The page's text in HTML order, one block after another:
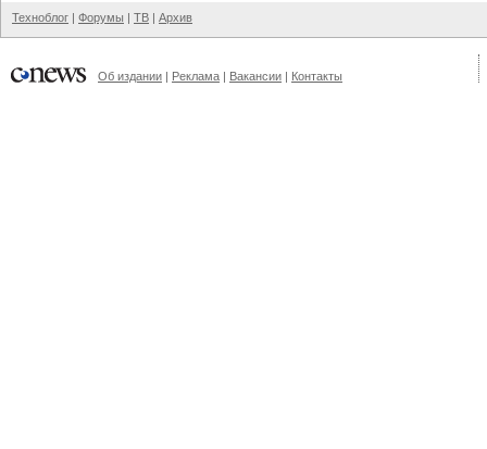
Техноблог | Форумы | ТВ | Архив
Об издании | Реклама | Вакансии | Контакты